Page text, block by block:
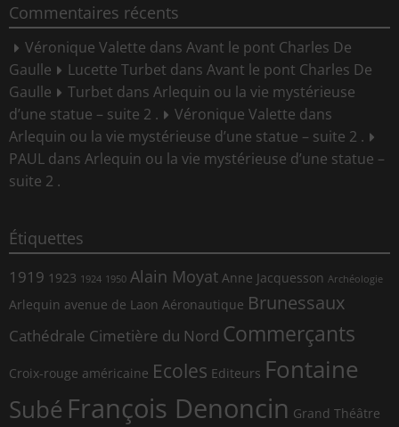
Commentaires récents
Véronique Valette dans Avant le pont Charles De
Gaulle
Lucette Turbet dans Avant le pont Charles De
Gaulle
Turbet dans Arlequin ou la vie mystérieuse
d’une statue – suite 2 .
Véronique Valette dans
Arlequin ou la vie mystérieuse d’une statue – suite 2 .
PAUL dans Arlequin ou la vie mystérieuse d’une statue –
suite 2 .
Étiquettes
1919 1923 1924 1950 Alain Moyat Anne Jacquesson Archéologie
Arlequin avenue de Laon Aéronautique Brunessaux
Cathédrale Cimetière du Nord Commerçants
Croix-rouge américaine Ecoles Editeurs Fontaine
Subé François Denoncin Grand Théâtre